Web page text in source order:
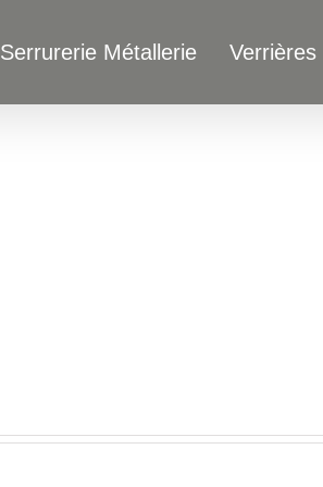
Serrurerie Métallerie Verrières